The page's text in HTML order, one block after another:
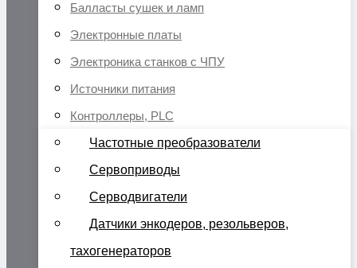
Балласты сушек и ламп
Электронные платы
Электроника станков с ЧПУ
Источники питания
Контроллеры, PLC
Частотные преобразователи
Сервоприводы
Серводвигатели
Датчики энкодеров, резольверов,
тахогенераторов